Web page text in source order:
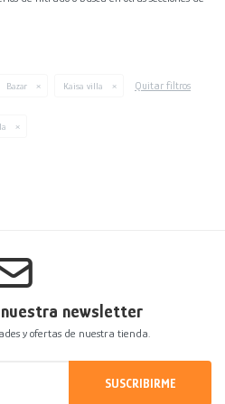
Bazar Kaisa villa Quitar filtros
newsletter
y ofertas de nuestra tienda.
SUSCRIBIRME